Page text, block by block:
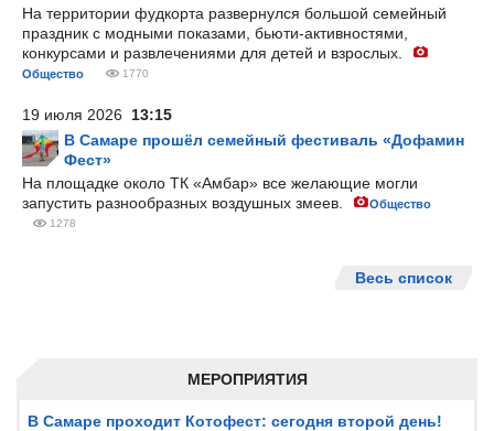
МЕРОПРИЯТИЯ
В Самаре проходит Котофест: сегодня второй день!
На территории фудкорта развернулся большой семейный
праздник с модными показами, бьюти-активностями,
конкурсами и развлечениями для детей и взрослых.
Общество 1770
19 июля 2026 13:15
В Самаре прошёл семейный фестиваль «Дофамин
Фест»
На площадке около ТК «Амбар» все желающие могли
запустить разнообразных воздушных змеев.
Общество
1278
Весь список